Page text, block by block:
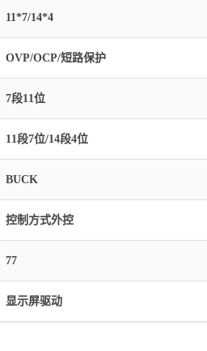
11*7/14*4
OVP/OCP/短路保护
7段11位
11段7位/14段4位
BUCK
控制方式外控
77
显示屏驱动